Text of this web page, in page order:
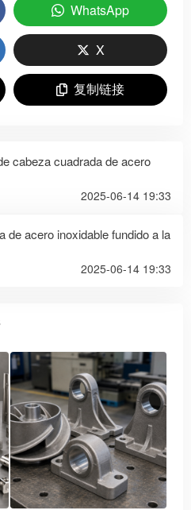
WhatsApp
X
复制链接
cabeza cuadrada de acero
2025-06-14 19:33
de acero inoxidable fundido a la
2025-06-14 19:33